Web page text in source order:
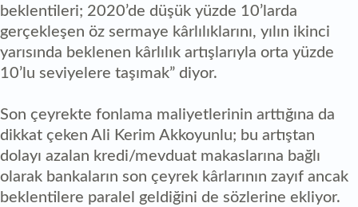
beklentileri; 2020’de düşük yüzde 10’larda
gerçekleşen öz sermaye kârlılıklarını, yılın ikinci
yarısında beklenen kârlılık artışlarıyla orta yüzde
10’lu seviyelere taşımak” diyor.
Son çeyrekte fonlama maliyetlerinin arttığına da
dikkat çeken Ali Kerim Akkoyunlu; bu artıştan
dolayı azalan kredi/mevduat makaslarına bağlı
olarak bankaların son çeyrek kârlarının zayıf ancak
beklentilere paralel geldiğini de sözlerine ekliyor.